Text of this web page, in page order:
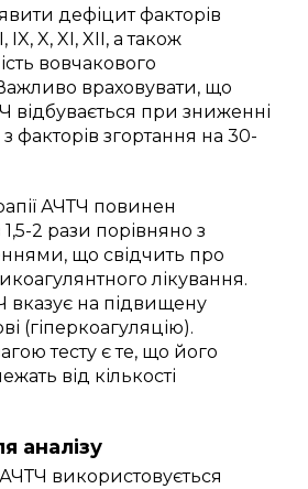
дефіцит факторів
IX, X, XI, XII, а також
вовчакового
враховувати, що
при зниженні
факторів згортання на 30-
АЧТЧ повинен
2 рази порівняно з
що свідчить про
лікування.
на підвищену
(гіперкоагуляцію).
тесту є те, що його
від кількості
аналізу
використовується